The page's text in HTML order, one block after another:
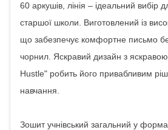
60 аркушів, лінія – ідеальний вибір
старшої школи. Виготовлений із
що забезпечує комфортне письмо
чорнил. Яскравий дизайн з
Hustle" робить його привабливим
навчання.
Зошит учнівський загальний у